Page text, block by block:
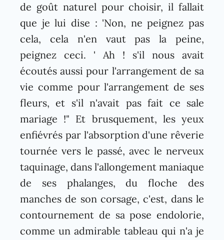
de goût naturel pour choisir, il fallait
que je lui dise : 'Non, ne peignez pas
cela, cela n'en vaut pas la peine,
peignez ceci. ' Ah ! s'il nous avait
écoutés aussi pour l'arrangement de sa
vie comme pour l'arrangement de ses
fleurs, et s'il n'avait pas fait ce sale
mariage !" Et brusquement, les yeux
enfiévrés par l'absorption d'une rêverie
tournée vers le passé, avec le nerveux
taquinage, dans l'allongement maniaque
de ses phalanges, du floche des
manches de son corsage, c'est, dans le
contournement de sa pose endolorie,
comme un admirable tableau qui n'a je